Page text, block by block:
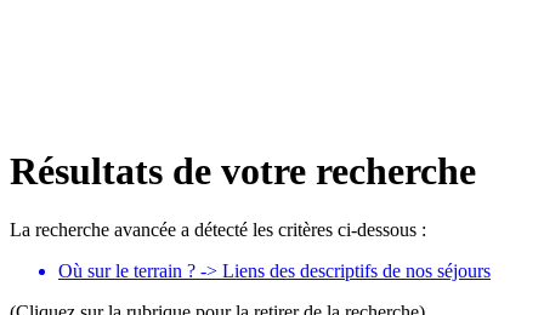
Résultats de votre recherche
La recherche avancée a détecté les critères ci-dessous :
Où sur le terrain ? -> Liens des descriptifs de nos séjours